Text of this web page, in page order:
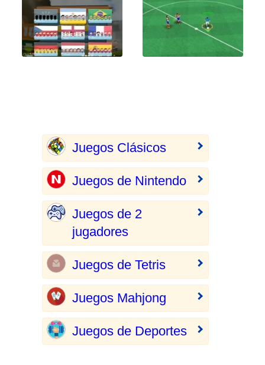
Juegos Clásicos
Juegos de Nintendo
Juegos de 2
jugadores
Juegos de Tetris
Juegos Mahjong
Juegos de Deportes